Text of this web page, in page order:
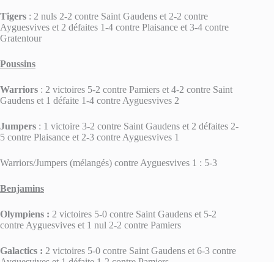
Tigers : 2 nuls 2-2 contre Saint Gaudens et 2-2 contre
Ayguesvives et 2 défaites 1-4 contre Plaisance et 3-4 contre
Gratentour
Poussins
Warriors : 2 victoires 5-2 contre Pamiers et 4-2 contre Saint
Gaudens et 1 défaite 1-4 contre Ayguesvives 2
Jumpers : 1 victoire 3-2 contre Saint Gaudens et 2 défaites 2-
5 contre Plaisance et 2-3 contre Ayguesvives 1
Warriors/Jumpers (mélangés) contre Ayguesvives 1 : 5-3
Benjamins
Olympiens : 2 victoires 5-0 contre Saint Gaudens et 5-2
contre Ayguesvives et 1 nul 2-2 contre Pamiers
Galactics : 2 victoires 5-0 contre Saint Gaudens et 6-3 contre